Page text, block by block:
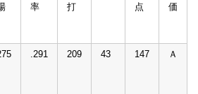
率
打
点
価
.291 209 43 147 Ａ